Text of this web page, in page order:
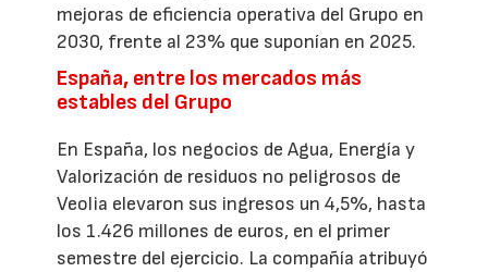
mejoras de eficiencia operativa del Grupo en
2030, frente al 23% que suponían en 2025.
España, entre los mercados más
estables del Grupo
En España, los negocios de Agua, Energía y
Valorización de residuos no peligrosos de
Veolia elevaron sus ingresos un 4,5%, hasta
los 1.426 millones de euros, en el primer
semestre del ejercicio. La compañía atribuyó